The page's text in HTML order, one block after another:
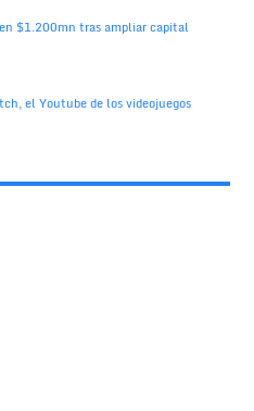
$1.200mn tras ampliar capital
el Youtube de los videojuegos